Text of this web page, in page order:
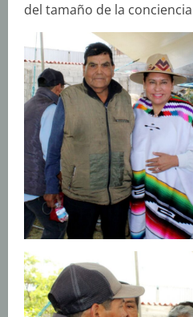
del tamaño de la